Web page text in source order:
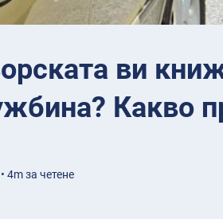
ви
Какво
4m за четене